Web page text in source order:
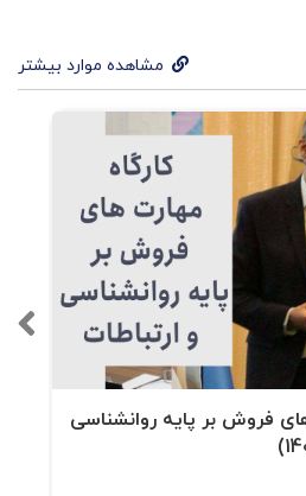
مشاهده موارد بیشتر
فروش بر پایه روانشناسی